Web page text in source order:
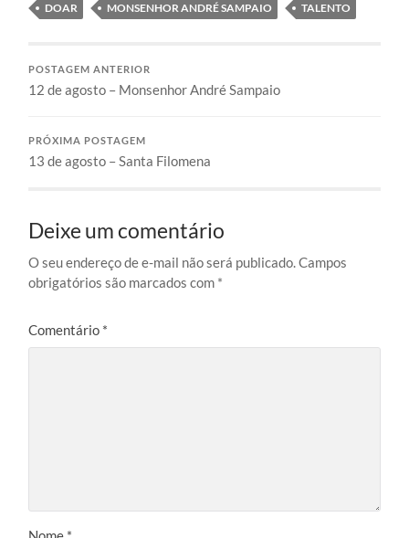
DOAR MONSENHOR ANDRÉ SAMPAIO TALENTO
POSTAGEM ANTERIOR
12 de agosto – Monsenhor André Sampaio
PRÓXIMA POSTAGEM
13 de agosto – Santa Filomena
Deixe um comentário
O seu endereço de e-mail não será publicado.Campos
obrigatórios são marcados com *
Comentário *